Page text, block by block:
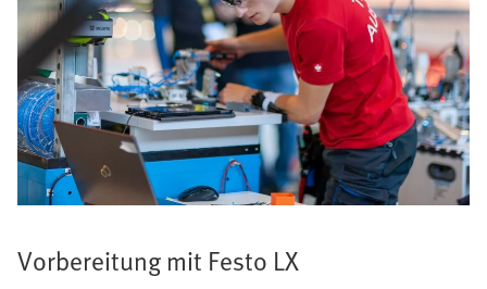
Vorbereitung mit Festo LX